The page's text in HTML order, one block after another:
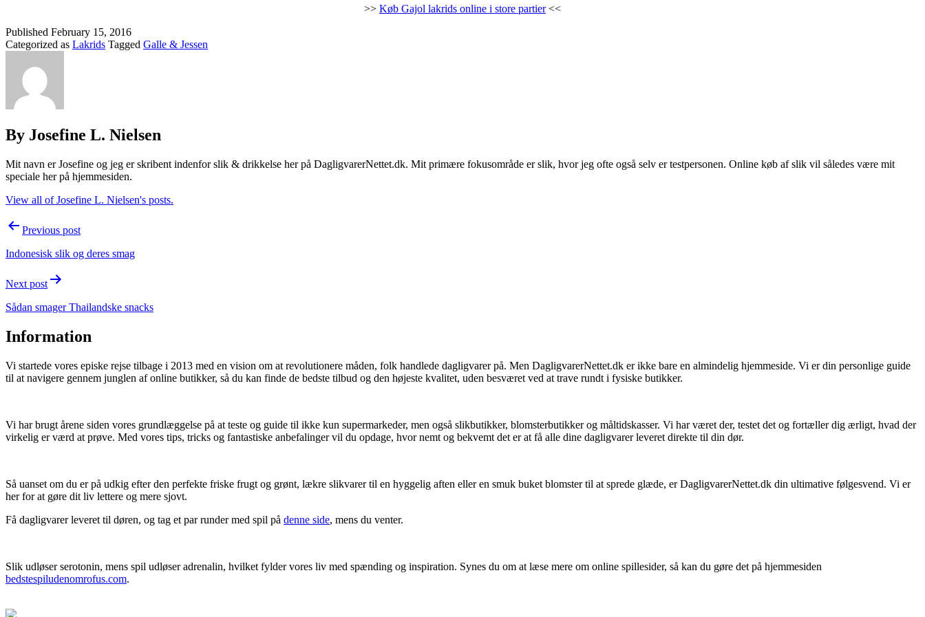
>> Køb Gajol lakrids online i store partier<<
Published February 15, 2016
Categorized as Lakrids Tagged Galle & Jessen
By Josefine L. Nielsen
Mit navn er Josefine og jeg er skribent indenfor slik & drikkelse her på DagligvarerNettet.dk. Mit primære fokusområde er slik, hvor jeg ofte også selv er testpersonen. Online køb af slik vil således være mit
speciale her på hjemmesiden.
View all of Josefine L. Nielsen's posts.
PostPrevious post
Indonesisk slik og deres smag
Next post
Sådan smager Thailandske snacks
Information
Vi startede vores episke rejse tilbage i 2013 med en vision om at revolutionere måden, folk handlede dagligvarer på. Men DagligvarerNettet.dk er ikke bare en almindelig hjemmeside. Vi er din personlige guide
til at navigere gennem junglen af online butikker, så du kan finde de bedste tilbud og den højeste kvalitet, uden besværet ved at trave rundt i fysiske butikker.
Vi har brugt årene siden vores grundlæggelse på at teste og guide til ikke kun supermarkeder, men også slikbutikker, blomsterbutikker og måltidskasser. Vi har været der, testet det og fortæller dig ærligt, hvad der
virkelig er værd at prøve. Med vores tips, tricks og fantastiske anbefalinger vil du opdage, hvor nemt og bekvemt det er at få alle dine dagligvarer leveret direkte til din dør.
Så uanset om du er på udkig efter den perfekte friske frugt og grønt, lækre slikvarer til en hyggelig aften eller en smuk buket blomster til at sprede glæde, er DagligvarerNettet.dk din ultimative følgesvend. Vi er
her for at gøre dit liv lettere og mere sjovt.
Få dagligvarer leveret til døren, og tag et par runder med spil på denne side, mens du venter.
Slik udløser serotonin, mens spil udløser adrenalin, hvilket fylder vores liv med spænding og inspiration. Synes du om at læse mere om online spillesider, så kan du gøre det på hjemmesiden
bedstespiludenomrofus.com.